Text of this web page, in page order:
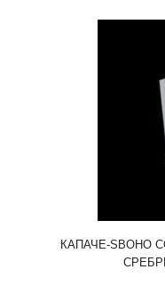
ИНДИКАТОР ЗА
КАПАЧЕ-ЅВОНО